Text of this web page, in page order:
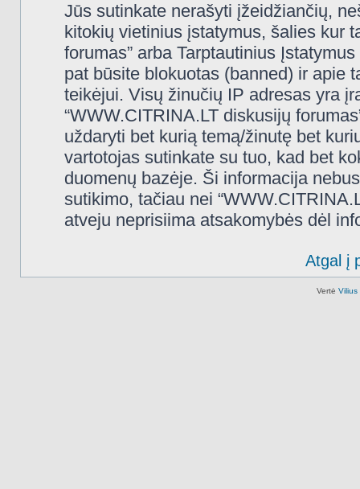
Jūs sutinkate nerašyti įžeidžiančių,
kitokių vietinius įstatymus, šalies kur
forumas” arba Tarptautinius
pat būsite blokuotas (banned) ir apie
teikėjui. Visų žinučių IP adresas yra
“WWW.CITRINA.LT diskusijų
uždaryti bet kurią temą/žinutę bet
vartotojas sutinkate su tuo, kad bet
duomenų bazėje. Ši informacija
sutikimo, tačiau nei
atveju neprisiima atsakomybės dėl
Atgal į
Vertė Vilius